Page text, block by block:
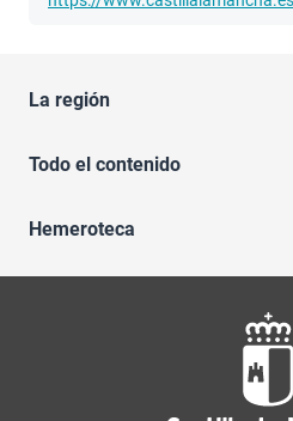
La región
Todo el contenido
Hemeroteca